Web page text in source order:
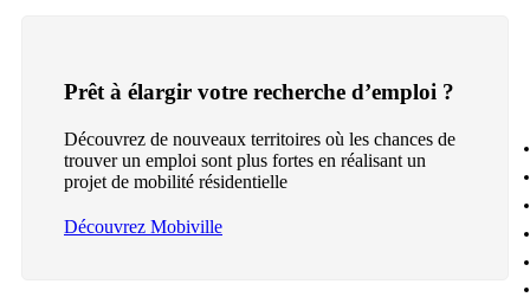
Prêt à élargir votre recherche d’emploi ?
Découvrez de nouveaux territoires où les chances de
trouver un emploi sont plus fortes en réalisant un
projet de mobilité résidentielle
Découvrez Mobiville